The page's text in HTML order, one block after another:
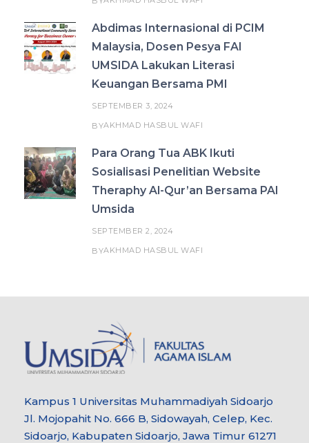
Abdimas Internasional di PCIM
Malaysia, Dosen Pesya FAI
UMSIDA Lakukan Literasi
Keuangan Bersama PMI
SEPTEMBER 3, 2024
BYAKHMAD HASBUL WAFI
Para Orang Tua ABK Ikuti
Sosialisasi Penelitian Website
Theraphy Al-Qur’an Bersama PAI
Umsida
SEPTEMBER 2, 2024
BYAKHMAD HASBUL WAFI
Kampus 1 Universitas Muhammadiyah Sidoarjo
Jl. Mojopahit No. 666 B, Sidowayah, Celep, Kec.
Sidoarjo, Kabupaten Sidoarjo, Jawa Timur 61271